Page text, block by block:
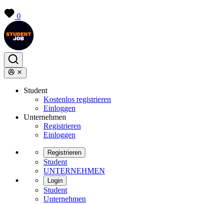
0
Student
Kostenlos registrieren
Einloggen
Unternehmen
Registrieren
Einloggen
Registrieren
Student
UNTERNEHMEN
Login
Student
Unternehmen